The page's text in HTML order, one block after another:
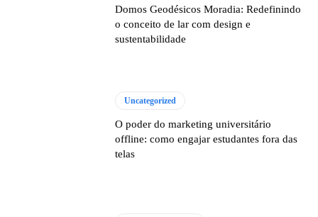
Domos Geodésicos Moradia: Redefinindo
o conceito de lar com design e
sustentabilidade
Uncategorized
O poder do marketing universitário
offline: como engajar estudantes fora das
telas